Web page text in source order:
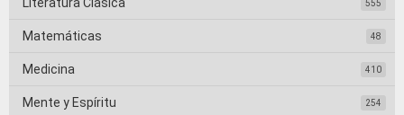
Literatura Clásica 555
Matemáticas 48
Medicina 410
Mente y Espíritu 254